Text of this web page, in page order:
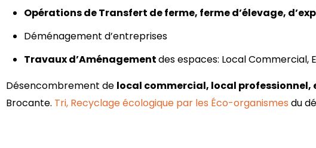
Opérations de Transfert de ferme, ferme d’élevage,
Déménagement d’entreprises
Travaux d’Aménagementdes espaces: Local Commercial,
Désencombrement de local commercial, local
Brocante. Tri, Recyclage écologique par les Éco-organismes du